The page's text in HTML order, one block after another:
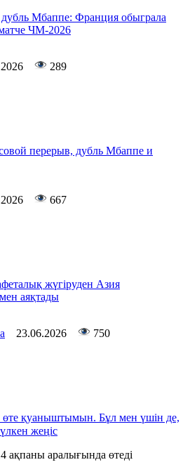
Мбаппе: Франция обыграла
ЧМ-2026
289
перерыв, дубль Мбаппе и
667
жүгіруден Азия
аяқтады
23.06.2026 750
қуаныштымын. Бұл мен үшін де,
жеңіс
аралығында өтеді